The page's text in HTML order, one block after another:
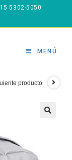
15 5302-5050
MENÚ
producto